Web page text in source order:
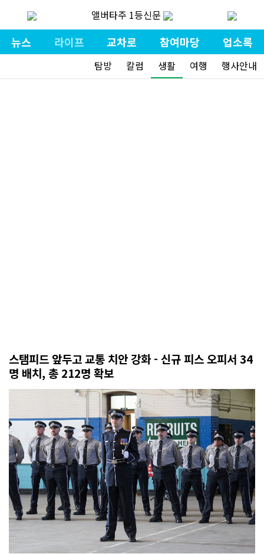
앨버타주 1등신문
뉴스 라이프 교차로 참여마당 업소록
탐방 칼럼 생활 여행 행사안내
스탬피드 앞두고 교통 치안 강화 - 신규 피스 오피서 34
명 배치, 총 212명 확보